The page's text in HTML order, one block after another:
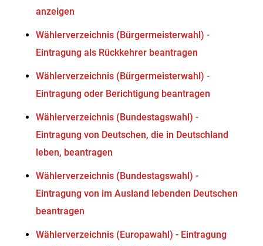
anzeigen
Wählerverzeichnis (Bürgermeisterwahl) -
Eintragung als Rückkehrer beantragen
Wählerverzeichnis (Bürgermeisterwahl) -
Eintragung oder Berichtigung beantragen
Wählerverzeichnis (Bundestagswahl) -
Eintragung von Deutschen, die in Deutschland
leben, beantragen
Wählerverzeichnis (Bundestagswahl) -
Eintragung von im Ausland lebenden Deutschen
beantragen
Wählerverzeichnis (Europawahl) - Eintragung